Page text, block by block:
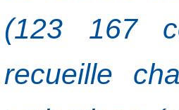
(123 167
recueille